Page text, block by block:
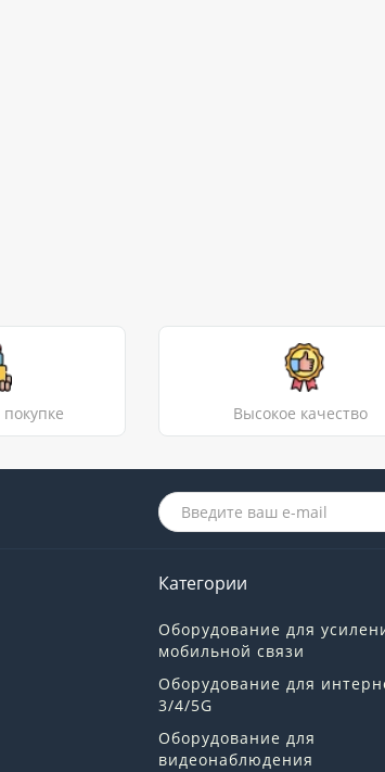
Высокое качество
Категории
Оборудование для
мобильной связи
Оборудование для
3/4/5G
Оборудование для
видеонаблюдения